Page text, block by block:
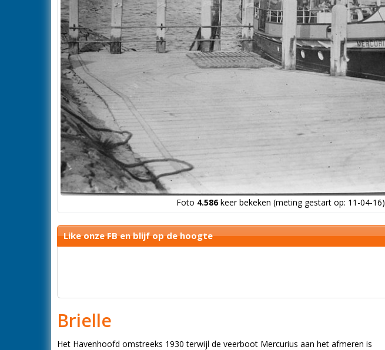
Foto 4.586keer bekeken (meting gestart op: 11-04-16)
Like onze FB en blijf op de hoogte
Brielle
Het Havenhoofd omstreeks 1930 terwijl de veerboot Mercurius aan het afmeren is